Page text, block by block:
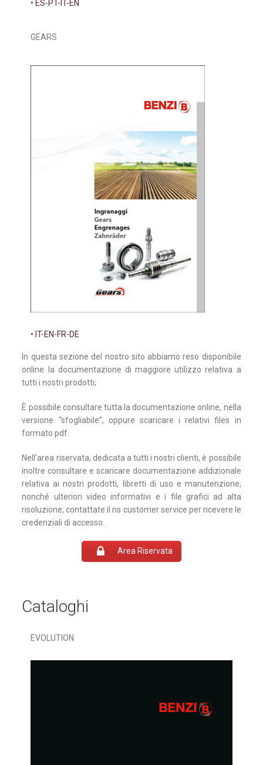
• ES-PT-IT-EN
GEARS
• IT-EN-FR-DE
In questa sezione del nostro sito abbiamo reso disponibile
online la documentazione di maggiore utilizzo relativa a
tutti i nostri prodotti;
È possibile consultare tutta la documentazione online, nella
versione “sfogliabile”, oppure scaricare i relativi files in
formato pdf.
Nell’area riservata, dedicata a tutti i nostri clienti, è possibile
inoltre consultare e scaricare documentazione addizionale
relativa ai nostri prodotti, libretti di uso e manutenzione,
nonché ulteriori video informativi e i file grafici ad alta
risoluzione; contattate il ns customer service per ricevere le
credenziali di accesso.
Area Riservata
Cataloghi
EVOLUTION